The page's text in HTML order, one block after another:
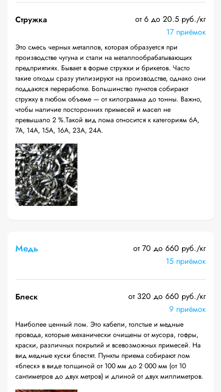
Стружка
от 6 до 20.5 руб./кг
17 приёмок
Это смесь черных металлов, которая образуется при
производстве чугуна и стали на металлообрабатывающих
предприятиях. Бывает в форме стружки и брикетов. Часто
такие отходы сразу утилизируют на производстве, однако они
поддаются переработке. Большинство пунктов собирают
стружку в любом объеме — от килограмма до тонны. Важно,
чтобы наличие посторонних примесей и масел не
превышало 2 %.Такой вид лома относится к категориям 6А,
7А, 14А, 15А, 16А, 23А, 24А.
Медь
от 70 до 660 руб./кг
15 приёмок
Блеск
от 320 до 660 руб./кг
9 приёмок
Наиболее ценный лом. Это кабели, толстые и медные
провода, которые механически очищены от мусора, гофры,
краски, различных покрытий и всевозможных примесей. На
вид медные куски блестят. Пункты приема собирают лом
«блеск» в виде толщиной от 100 мм до 2 000 мм (от 10
сантиметров до двух метров) и длиной от двух миллиметров.